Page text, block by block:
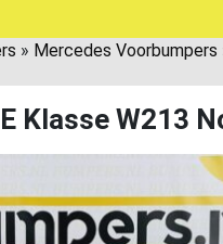
» Mercedes Voorbumpers
Klasse W213